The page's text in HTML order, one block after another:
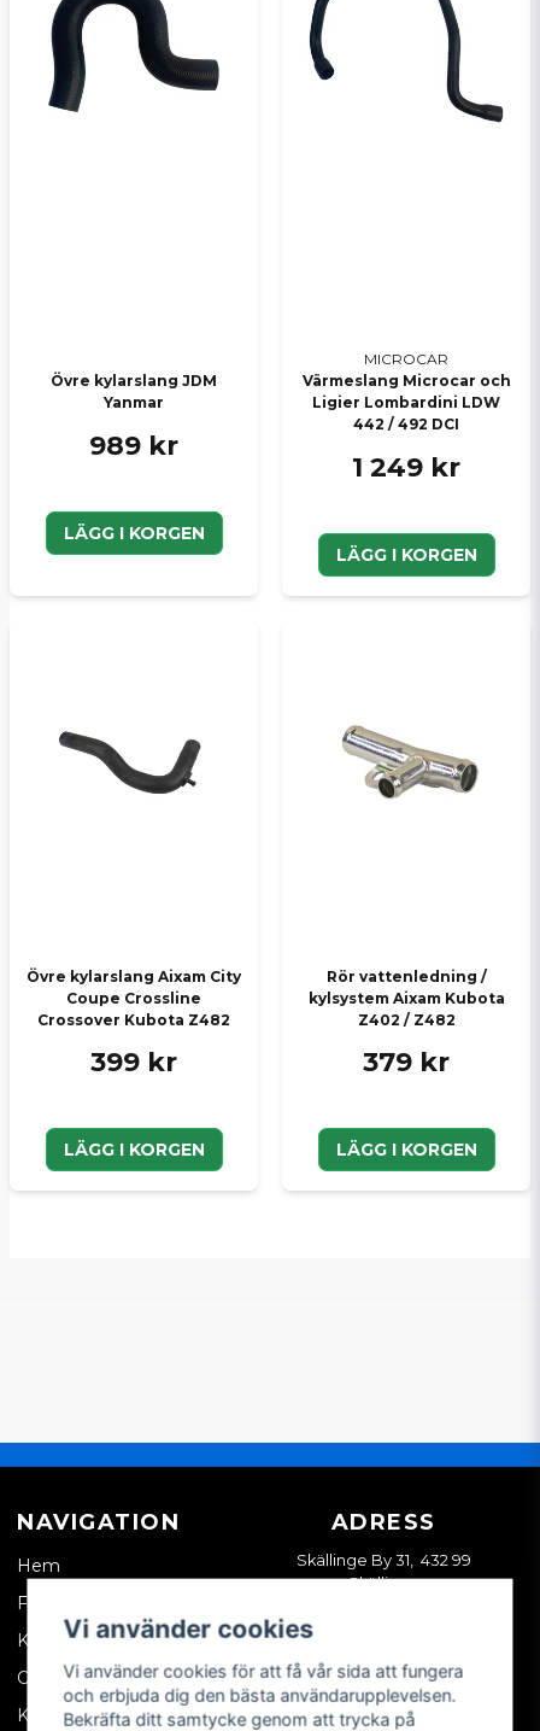
Övre kylarslang JDM
Yanmar
989 kr
LÄGG I KORGEN
MICROCAR
Värmeslang Microcar och
Ligier Lombardini LDW
442 / 492 DCI
1 249 kr
LÄGG I KORGEN
Övre kylarslang Aixam City
Coupe Crossline
Crossover Kubota Z482
399 kr
LÄGG I KORGEN
Rör vattenledning /
kylsystem Aixam Kubota
Z402 / Z482
379 kr
LÄGG I KORGEN
NAVIGATION
Hem
Företagskund
Kontakta oss
Om oss
Köpvillkor
ADRESS
Skällinge By 31, 432 99
Skällinge
Vi använder cookies
Vi använder cookies för att få vår sida att fungera
och erbjuda dig den bästa användarupplevelsen.
Bekräfta ditt samtycke genom att trycka på